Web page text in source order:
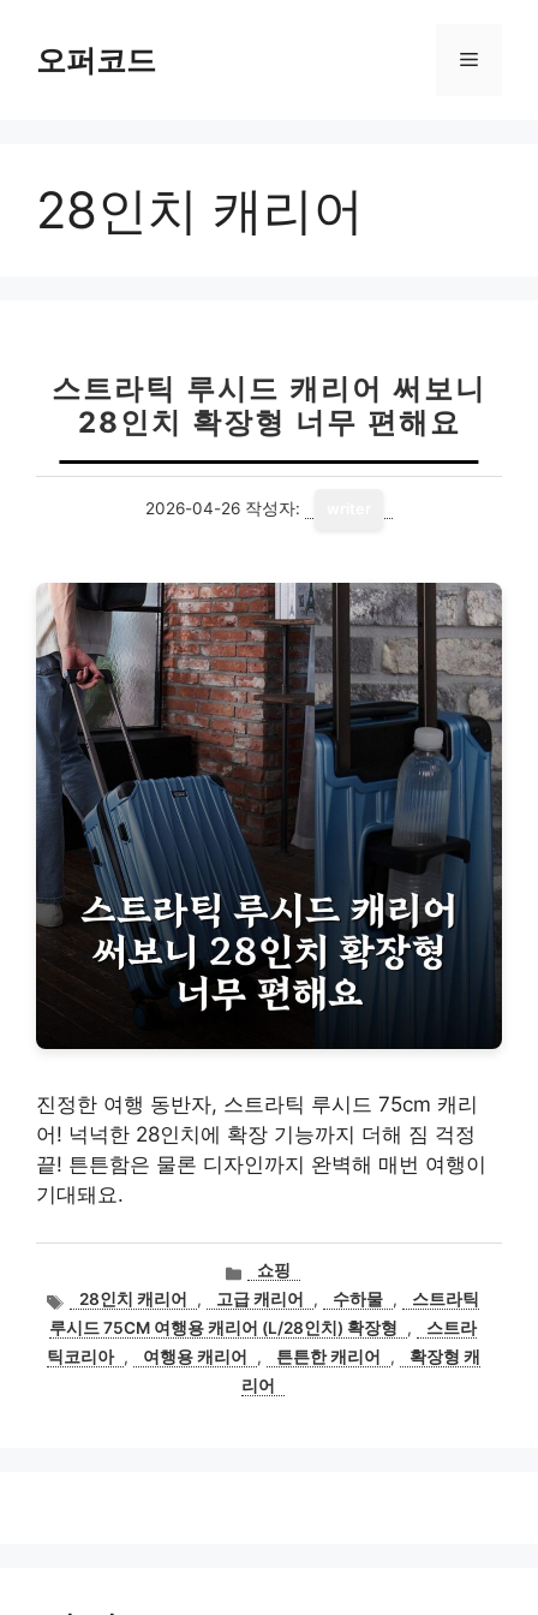
오퍼코드 메
28인치 캐리어
스트라틱 루시드 캐리어 써보니
28인치 확장형 너무 편해요
2026-04-26 작성자:
진정한 여행 동반자, 스트라틱 루시드 75cm 캐리
어! 넉넉한 28인치에 확장 기능까지 더해 짐 걱정
끝! 튼튼함은 물론 디자인까지 완벽해 매번 여행이
기대돼요.
카
테
고
리
쇼핑
태
그
28인치 캐리어 , 고급 캐리어 , 수하물 ,
스트라틱
루시드 75CM 여행용 캐리어 (L/28인치) 확장형
,
스트라
틱코리아 , 여행용 캐리어 , 튼튼한 캐리어 ,
확장형 캐
리어